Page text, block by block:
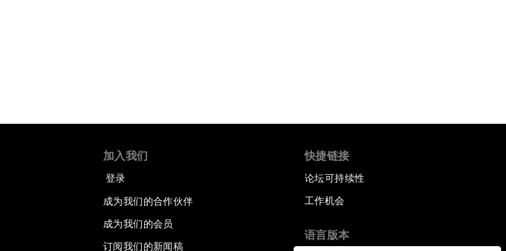
加入我们
登录
成为我们的合作伙伴
成为我们的会员
订阅我们的新闻稿
快捷链接
论坛可持续性
工作机会
语言版本